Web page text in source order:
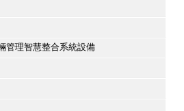
管理智慧整合系統設備